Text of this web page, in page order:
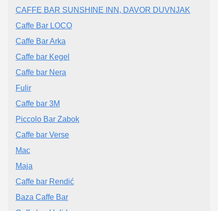
CAFFE BAR SUNSHINE INN, DAVOR DUVNJAK
Caffe Bar LOCO
Caffe Bar Arka
Caffe bar Kegel
Caffe bar Nera
Fulir
Caffe bar 3M
Piccolo Bar Zabok
Caffe bar Verse
Mac
Maja
Caffe bar Rendić
Baza Caffe Bar